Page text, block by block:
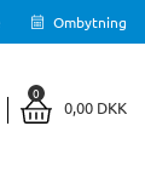
Ombytning
0
0,00 DKK